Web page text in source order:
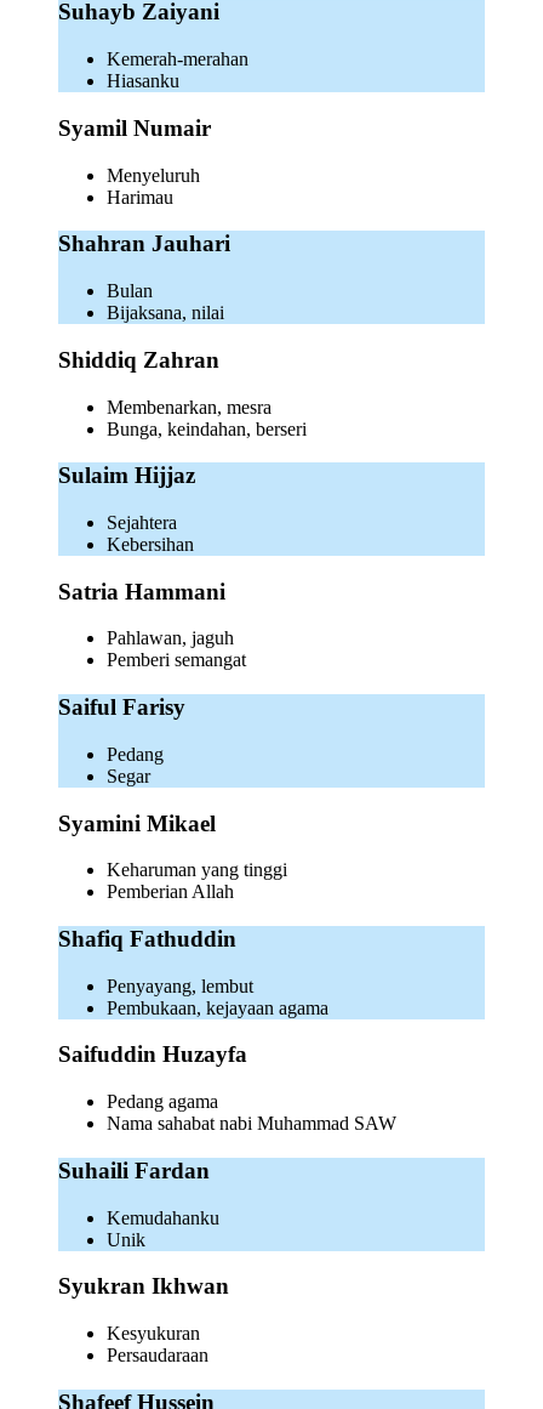
Suhayb Zaiyani
Kemerah-merahan
Hiasanku
Syamil Numair
Menyeluruh
Harimau
Shahran Jauhari
Bulan
Bijaksana, nilai
Shiddiq Zahran
Membenarkan, mesra
Bunga, keindahan, berseri
Sulaim Hijjaz
Sejahtera
Kebersihan
Satria Hammani
Pahlawan, jaguh
Pemberi semangat
Saiful Farisy
Pedang
Segar
Syamini Mikael
Keharuman yang tinggi
Pemberian Allah
Shafiq Fathuddin
Penyayang, lembut
Pembukaan, kejayaan agama
Saifuddin Huzayfa
Pedang agama
Nama sahabat nabi Muhammad SAW
Suhaili Fardan
Kemudahanku
Unik
Syukran Ikhwan
Kesyukuran
Persaudaraan
Shafeef Hussein